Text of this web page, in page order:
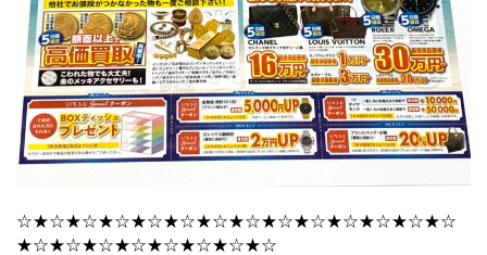
☆★☆★☆★☆★☆★☆★☆★☆★☆★☆★☆★☆★☆★☆
★☆★☆★☆★☆★☆★☆★☆★☆